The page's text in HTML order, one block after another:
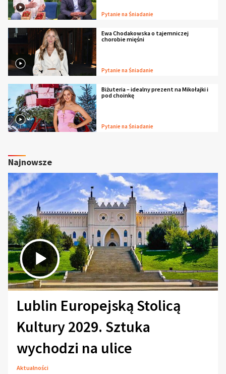
Pytanie na Śniadanie
Ewa Chodakowska o tajemniczej
chorobie mięśni
Pytanie na Śniadanie
Biżuteria – idealny prezent na Mikołajki i
pod choinkę
Pytanie na Śniadanie
Najnowsze
Lublin Europejską Stolicą
Kultury 2029. Sztuka
wychodzi na ulice
Aktualności